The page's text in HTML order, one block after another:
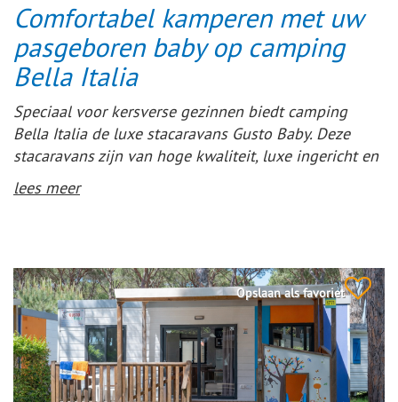
Comfortabel kamperen met uw
pasgeboren baby op camping
Bella Italia
Speciaal voor kersverse gezinnen biedt camping
Bella Italia de luxe stacaravans Gusto Baby. Deze
stacaravans zijn van hoge kwaliteit, luxe ingericht en
voorzien van babyfaciliteiten. De babykamer kan met
een schuifwand worden afgesloten van de
lees meer
Opslaan als favoriet